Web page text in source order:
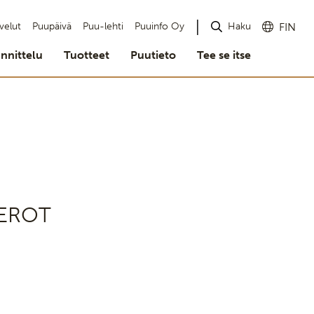
Puupäivä Puu-lehti Puuinfo Oy Haku FIN
Tuotteet Puutieto Tee se itse